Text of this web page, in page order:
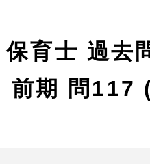
保育士 過去
前期
問117